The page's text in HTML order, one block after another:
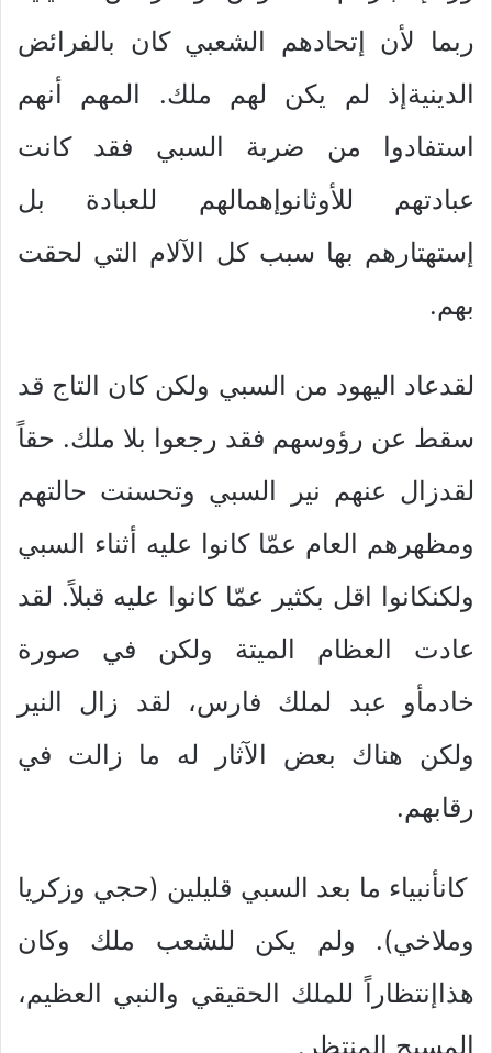
ربما لأن إتحادهم الشعبي كان بالفرائض
الدينيةإذ لم يكن لهم ملك. المهم أنهم
استفادوا من ضربة السبي فقد كانت
عبادتهم للأوثانوإهمالهم للعبادة بل
إستهتارهم بها سبب كل الآلام التي لحقت
بهم.
لقدعاد اليهود من السبي ولكن كان التاج قد
سقط عن رؤوسهم فقد رجعوا بلا ملك. حقاً
لقدزال عنهم نير السبي وتحسنت حالتهم
ومظهرهم العام عمّا كانوا عليه أثناء السبي
ولكنكانوا اقل بكثير عمّا كانوا عليه قبلاً. لقد
عادت العظام الميتة ولكن في صورة
خادمأو عبد لملك فارس، لقد زال النير
ولكن هناك بعض الآثار له ما زالت في
رقابهم.
كانأنبياء ما بعد السبي قليلين (حجي وزكريا
وملاخي). ولم يكن للشعب ملك وكان
هذاإنتظاراً للملك الحقيقي والنبي العظيم،
المسيح المنتظر.